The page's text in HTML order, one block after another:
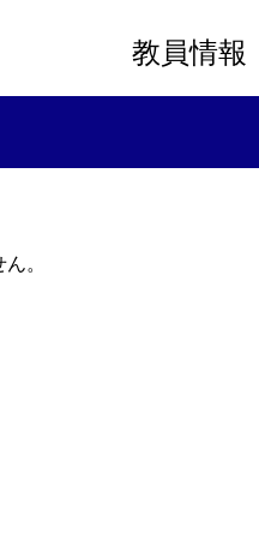
教員情報
。